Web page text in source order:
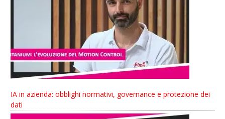
IA in azienda: obblighi normativi, governance e protezione dei
dati